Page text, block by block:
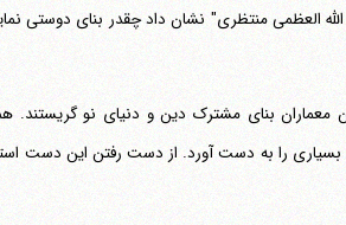
العظمی منتظری" نشان داد چقدر بنای دوستی
معماران بنای مشترک دین و دنیای نو گریستند.
را به دست آورد. از دست رفتن این دست